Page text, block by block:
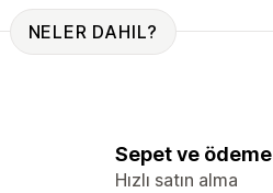
NELER DAHIL?
Sepet ve ödeme
Hızlı satın alma